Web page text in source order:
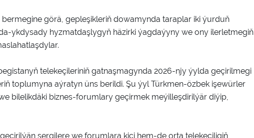
bermegine görä, gepleşikleriň dowamynda taraplar iki ýurduň
ykdysady hyzmatdaşlygyň häzirki ýagdaýyny we ony ilerletmegiň
telekeçileriniň gatnaşmagynda 2026-njy ýylda geçirilmegi
toplumyna aýratyn üns berildi. Şu ýyl Türkmen-özbek işewürler
bilelikdäki biznes-forumlary geçirmek meýilleşdirilýär diýip,
sergilere we forumlara kiçi hem-de orta telekeçiligiň